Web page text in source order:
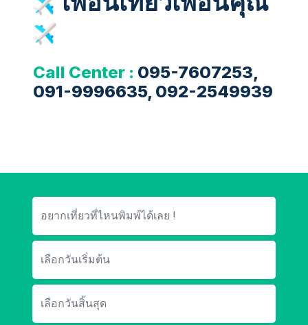
Call Center : 095-7607253,
091-9996635, 092-2549939